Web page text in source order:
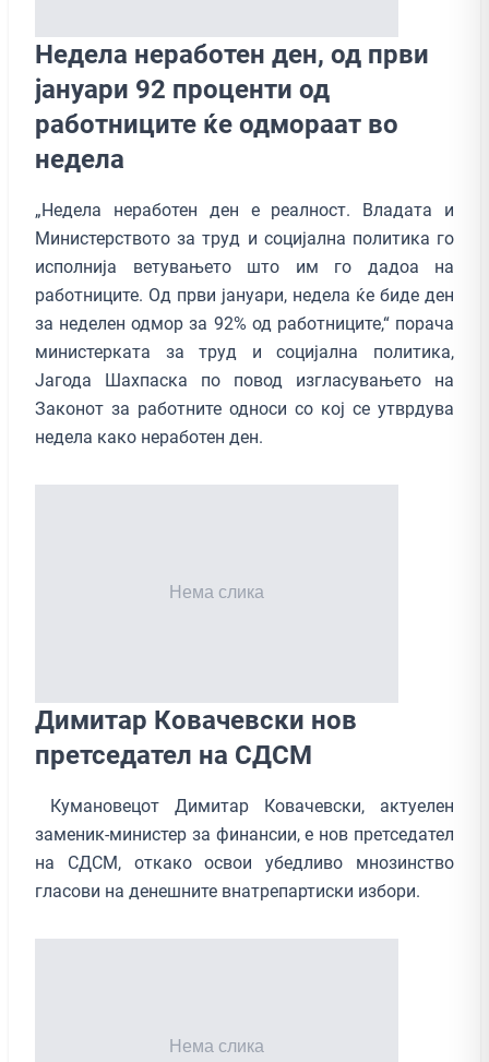
Недела неработен ден, од први
јануари 92 проценти од
работниците ќе одмораат во
недела
„Недела неработен ден e реалност. Владата и
Министерството за труд и социјална политика го
исполнија ветувањето што им го дадоа на
работниците. Од први јануари, недела ќе биде ден
за неделен одмор за 92% од работниците,“ порача
министерката за труд и социјална политика,
Јагода Шахпаска по повод изгласувањето на
Законот за работните односи со кој се утврдува
недела како неработен ден.
Димитар Ковачевски нов
претседател на СДСМ
Кумановецот Димитар Ковачевски, актуелен
заменик-министер за финансии, е нов претседател
на СДСМ, откако освои убедливо мнозинство
гласови на денешните внатрепартиски избори.